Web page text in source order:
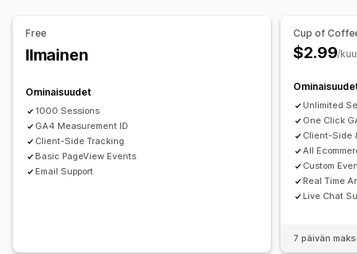
Analytiikan dashboard
Tehokkuuden analytiikka
Free
Ilmainen
Ominaisuudet
1000 Sessions
GA4 Measurement ID
Client-Side Tracking
Basic PageView Events
Email Support
Cup of
$2.99/
Unlimited
One Click
Client-Side
All
Custom
Real Time
Live Chat
7 päivän